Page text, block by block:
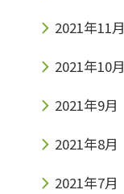
2021年11月
2021年10月
2021年9月
2021年8月
2021年7月